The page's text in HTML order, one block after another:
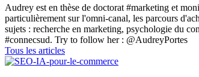
Audrey est en thèse de doctorat #marketing et
particulièrement sur l'omni-canal, les parcours
sujets : recherche en marketing, psychologie du
#connecsud. Try to follow her : @AudreyPortes
Tous les articles